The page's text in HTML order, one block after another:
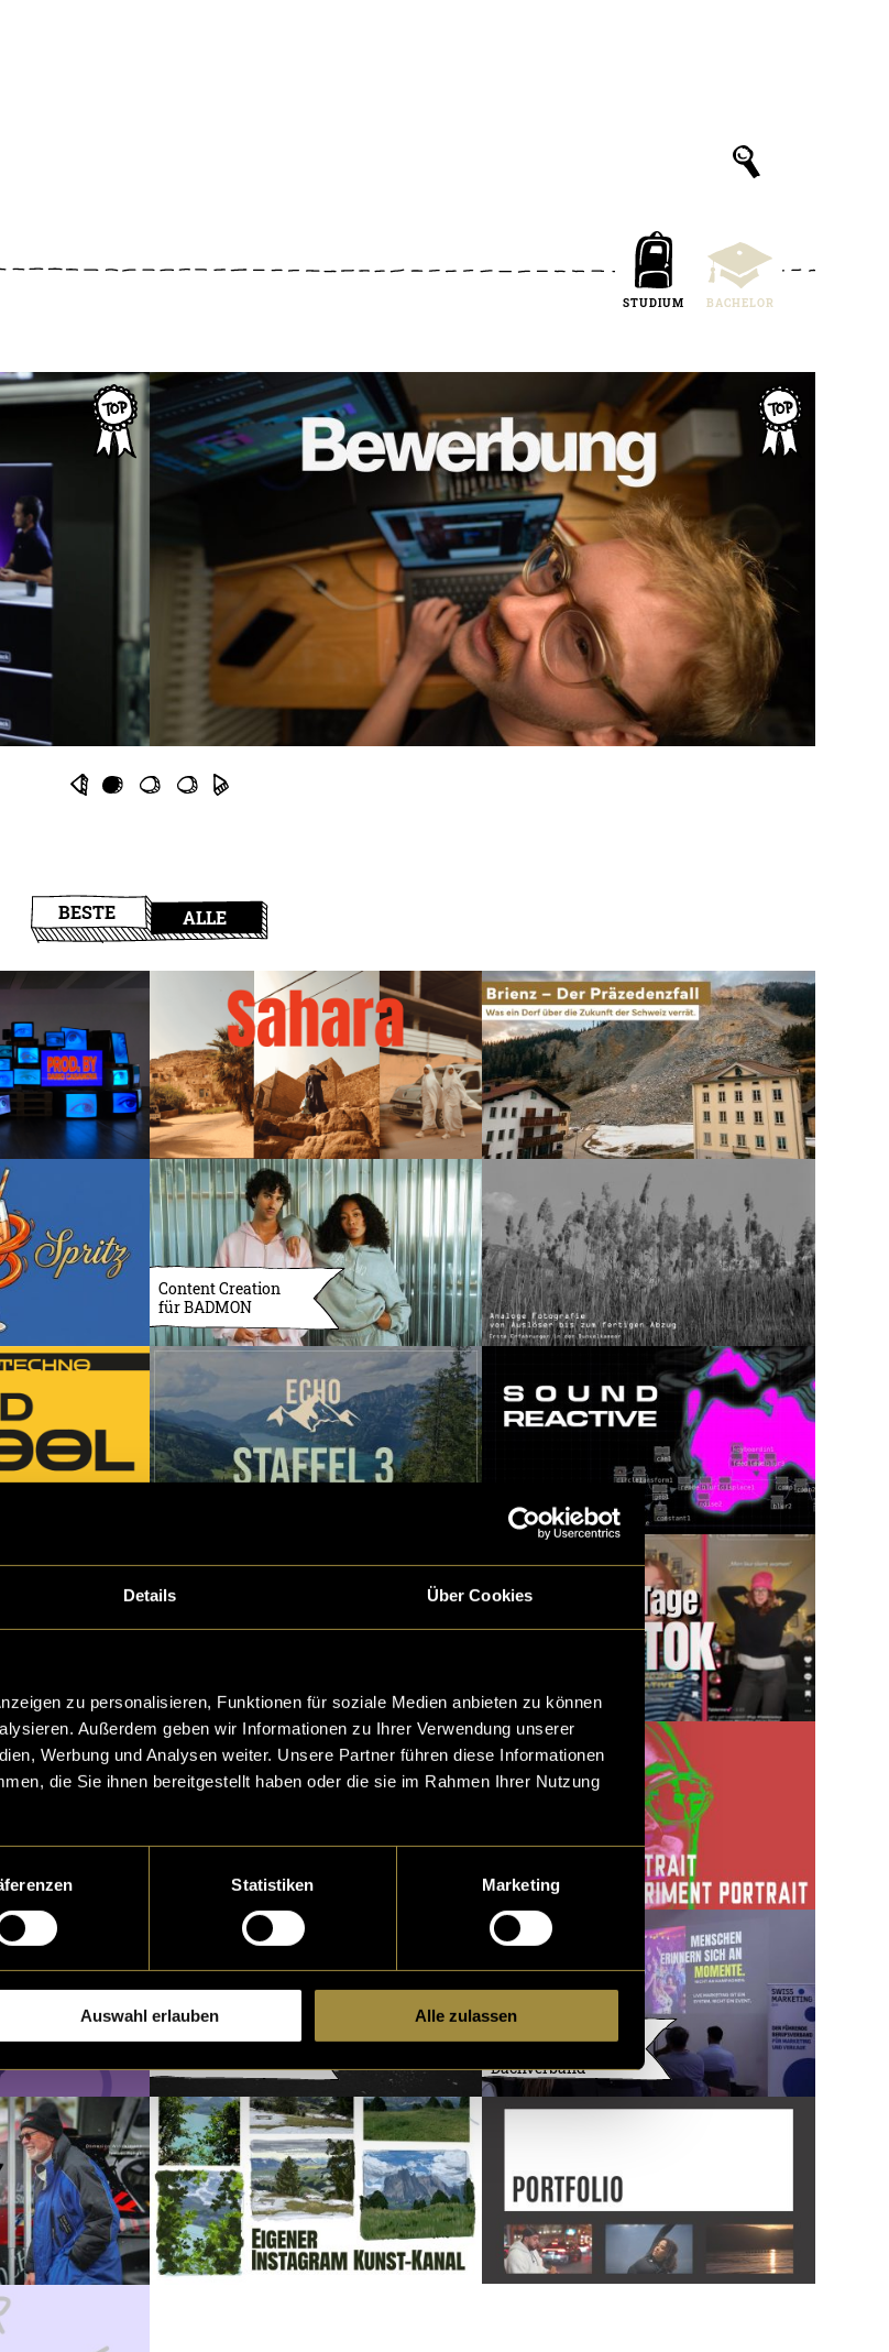
Details Über Cookies
zu personalisieren, Funktionen für soziale Medien anbieten zu können
Außerdem geben wir Informationen zu Ihrer Verwendung unserer
Werbung und Analysen weiter. Unsere Partner führen diese Informationen
die Sie ihnen bereitgestellt haben oder die sie im Rahmen Ihrer Nutzung
Statistiken Marketing
Auswahl erlauben Alle zulassen
STUDIUM BACHELOR
BESTE ALLE
Content Creation
für BADMON
Corporate Design
– Swiss Marketing
Dachverband